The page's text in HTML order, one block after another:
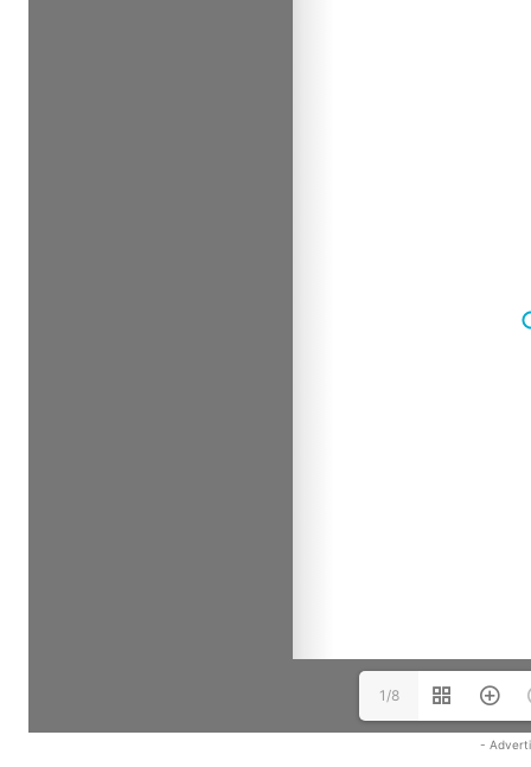
1/8
-